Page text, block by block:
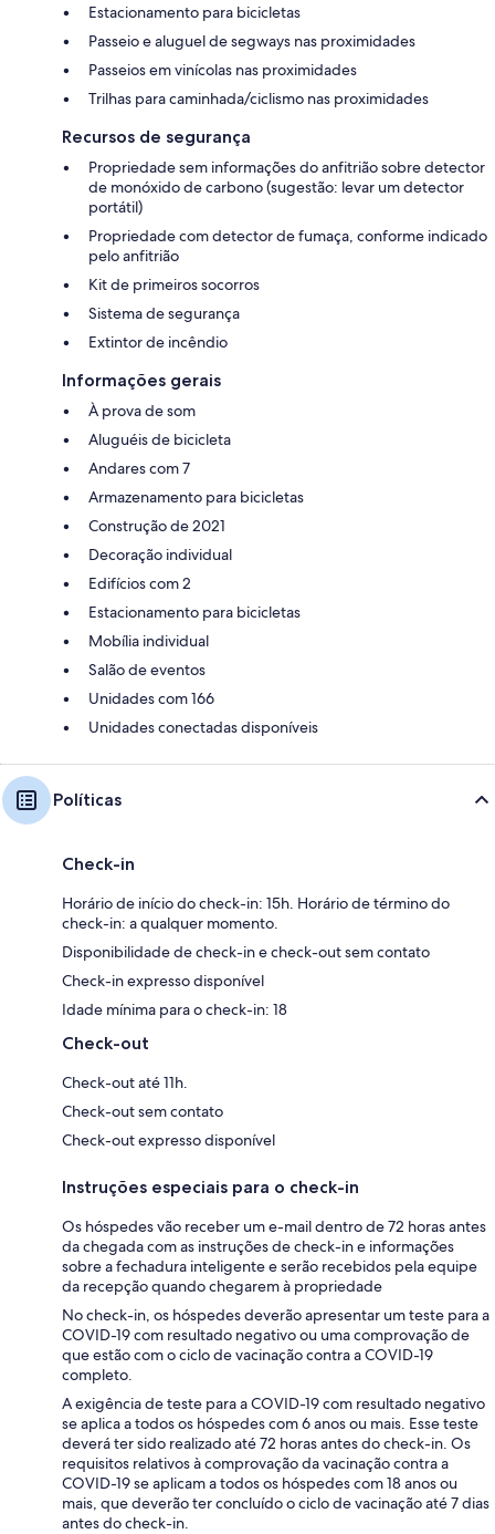
Estacionamento para bicicletas
Passeio e aluguel de segways nas proximidades
Passeios em vinícolas nas proximidades
Trilhas para caminhada/ciclismo nas proximidades
Recursos de segurança
Propriedade sem informações do anfitrião sobre detector
de monóxido de carbono (sugestão: levar um detector
portátil)
Propriedade com detector de fumaça, conforme indicado
pelo anfitrião
Kit de primeiros socorros
Sistema de segurança
Extintor de incêndio
Informações gerais
À prova de som
Aluguéis de bicicleta
Andares com 7
Armazenamento para bicicletas
Construção de 2021
Decoração individual
Edifícios com 2
Estacionamento para bicicletas
Mobília individual
Salão de eventos
Unidades com 166
Unidades conectadas disponíveis
Políticas
Check-in
Horário de início do check-in: 15h. Horário de término do
check-in: a qualquer momento.
Disponibilidade de check-in e check-out sem contato
Check-in expresso disponível
Idade mínima para o check-in: 18
Check-out
Check-out até 11h.
Check-out sem contato
Check-out expresso disponível
Instruções especiais para o check-in
Os hóspedes vão receber um e-mail dentro de 72 horas antes
da chegada com as instruções de check-in e informações
sobre a fechadura inteligente e serão recebidos pela equipe
da recepção quando chegarem à propriedade
No check-in, os hóspedes deverão apresentar um teste para a
COVID-19 com resultado negativo ou uma comprovação de
que estão com o ciclo de vacinação contra a COVID-19
completo.
A exigência de teste para a COVID-19 com resultado negativo
se aplica a todos os hóspedes com 6 anos ou mais. Esse teste
deverá ter sido realizado até 72 horas antes do check-in. Os
requisitos relativos à comprovação da vacinação contra a
COVID-19 se aplicam a todos os hóspedes com 18 anos ou
mais, que deverão ter concluído o ciclo de vacinação até 7 dias
antes do check-in.